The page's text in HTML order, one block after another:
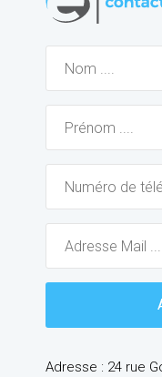
Adresse : 24 rue